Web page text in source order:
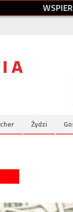
WSPIER
Żydzi